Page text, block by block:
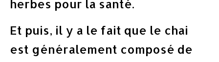
herbes pour la santé.
Et puis, il y a le fait que le chai
est généralement composé de